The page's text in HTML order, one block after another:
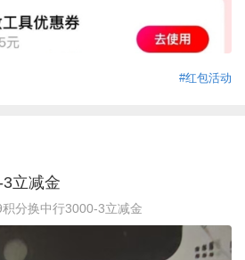
#红包活动
立减金
分换中行3000-3立减金